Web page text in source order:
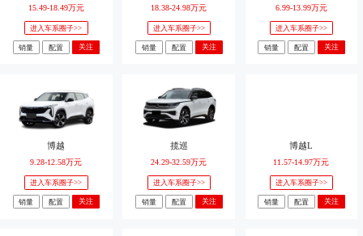
15.49-18.49万元
进入车系圈子>>
销量 配置 关注
18.38-24.98万元
进入车系圈子>>
销量 配置 关注
6.99-13.99万元
进入车系圈子>>
销量 配置 关注
博越
9.28-12.58万元
进入车系圈子>>
销量 配置 关注
揽巡
24.29-32.59万元
进入车系圈子>>
销量 配置 关注
博越L
11.57-14.97万元
进入车系圈子>>
销量 配置 关注